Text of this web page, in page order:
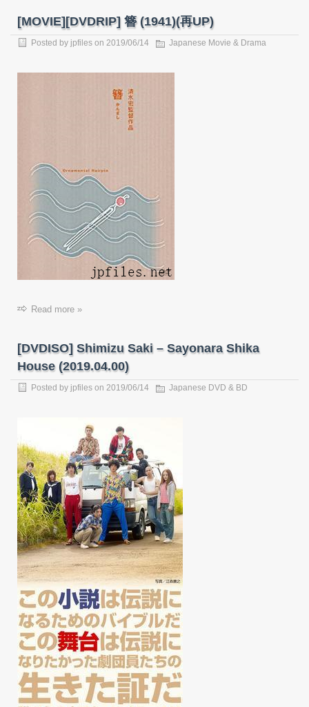
[MOVIE][DVDRIP] 簪 (1941)(再UP)
Posted by jpfiles on 2019/06/14 Japanese Movie & Drama
Read more »
[DVDISO] Shimizu Saki – Sayonara Shika
House (2019.04.00)
Posted by jpfiles on 2019/06/14 Japanese DVD & BD